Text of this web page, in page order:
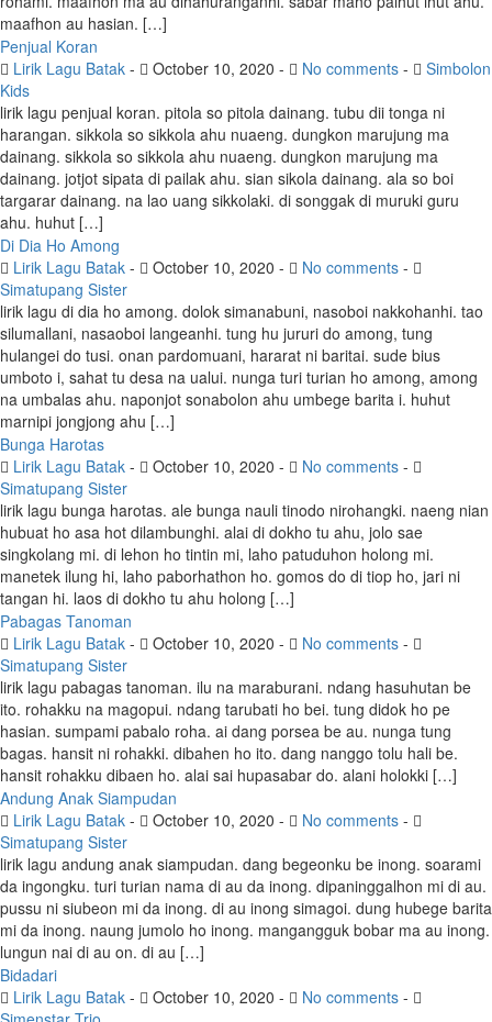
maafhon au hasian. […]
Penjual Koran
Lirik Lagu Batak - October 10, 2020 - No comments -
Simbolon
Kids
lirik lagu penjual koran. pitola so pitola dainang. tubu dii tonga ni
harangan. sikkola so sikkola ahu nuaeng. dungkon marujung ma
dainang. sikkola so sikkola ahu nuaeng. dungkon marujung ma
dainang. jotjot sipata di pailak ahu. sian sikola dainang. ala so boi
targarar dainang. na lao uang sikkolaki. di songgak di muruki guru
ahu. huhut […]
Di Dia Ho Among
Lirik Lagu Batak - October 10, 2020 - No comments -
Simatupang Sister
lirik lagu di dia ho among. dolok simanabuni, nasoboi nakkohanhi. tao
silumallani, nasaoboi langeanhi. tung hu jururi do among, tung
hulangei do tusi. onan pardomuani, hararat ni baritai. sude bius
umboto i, sahat tu desa na ualui. nunga turi turian ho among, among
na umbalas ahu. naponjot sonabolon ahu umbege barita i. huhut
marnipi jongjong ahu […]
Bunga Harotas
Lirik Lagu Batak - October 10, 2020 - No comments -
Simatupang Sister
lirik lagu bunga harotas. ale bunga nauli tinodo nirohangki. naeng nian
hubuat ho asa hot dilambunghi. alai di dokho tu ahu, jolo sae
singkolang mi. di lehon ho tintin mi, laho patuduhon holong mi.
manetek ilung hi, laho paborhathon ho. gomos do di tiop ho, jari ni
tangan hi. laos di dokho tu ahu holong […]
Pabagas Tanoman
Lirik Lagu Batak - October 10, 2020 - No comments -
Simatupang Sister
lirik lagu pabagas tanoman. ilu na maraburani. ndang hasuhutan be
ito. rohakku na magopui. ndang tarubati ho bei. tung didok ho pe
hasian. sumpami pabalo roha. ai dang porsea be au. nunga tung
bagas. hansit ni rohakki. dibahen ho ito. dang nanggo tolu hali be.
hansit rohakku dibaen ho. alai sai hupasabar do. alani holokki […]
Andung Anak Siampudan
Lirik Lagu Batak - October 10, 2020 - No comments -
Simatupang Sister
lirik lagu andung anak siampudan. dang begeonku be inong. soarami
da ingongku. turi turian nama di au da inong. dipaninggalhon mi di au.
pussu ni siubeon mi da inong. di au inong simagoi. dung hubege barita
mi da inong. naung jumolo ho inong. mangangguk bobar ma au inong.
lungun nai di au on. di au […]
Bidadari
Lirik Lagu Batak - October 10, 2020 - No comments -